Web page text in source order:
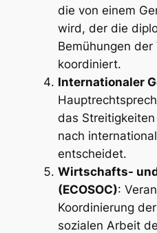
die von einem
wird, der die
Bemühungen
koordiniert.
Internationaler
das
nach
entscheidet.
Wirtschafts-
(ECOSOC):
Koordinierung
sozialen Arbeit